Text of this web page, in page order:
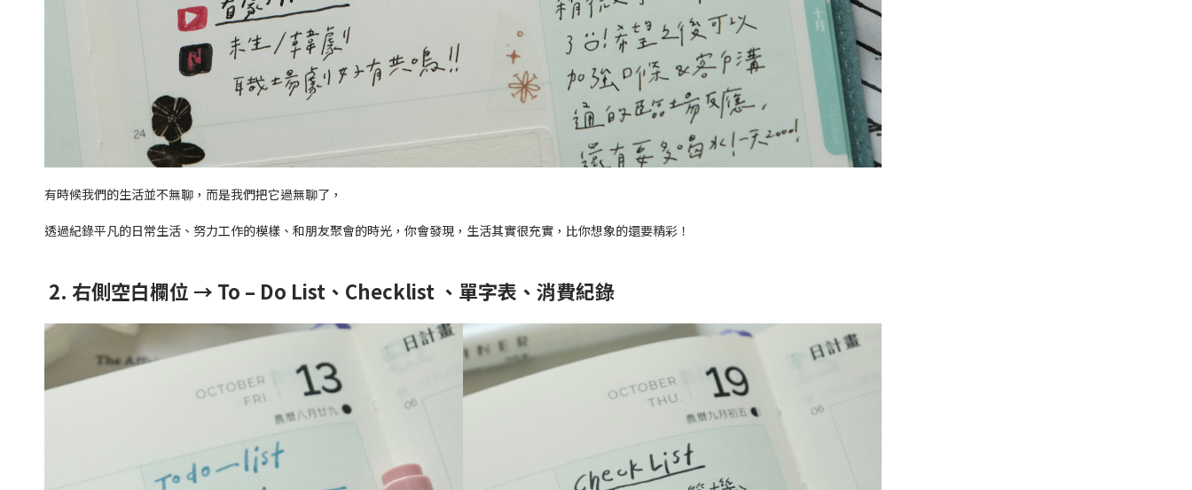
有時候我們的生活並不無聊，而是我們把它過無聊了，
透過紀錄平凡的日常生活、努力工作的模樣、和朋友聚會的時光，你會發現，生活其實很充實，比你想象的還要精彩！
2. 右側空白欄位 → To – Do List、Checklist 、單字表、消費紀錄